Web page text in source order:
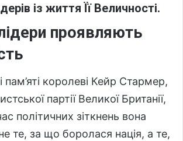
із життя Її Величності.
проявляють
пам’яті королеві Кейр Стармер,
партії Великої Британії,
політичних зіткнень вона
те, за що боролася нація, а те,